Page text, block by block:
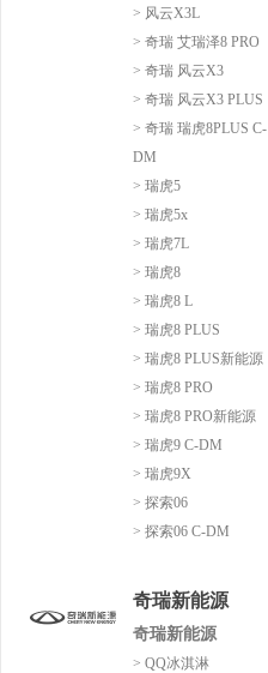
> 风云X3L
> 奇瑞 艾瑞泽8 PRO
> 奇瑞 风云X3
> 奇瑞 风云X3 PLUS
> 奇瑞 瑞虎8PLUS C-
DM
> 瑞虎5
> 瑞虎5x
> 瑞虎7L
> 瑞虎8
> 瑞虎8 L
> 瑞虎8 PLUS
> 瑞虎8 PLUS新能源
> 瑞虎8 PRO
> 瑞虎8 PRO新能源
> 瑞虎9 C-DM
> 瑞虎9X
> 探索06
> 探索06 C-DM
奇瑞新能源
奇瑞新能源
> QQ冰淇淋